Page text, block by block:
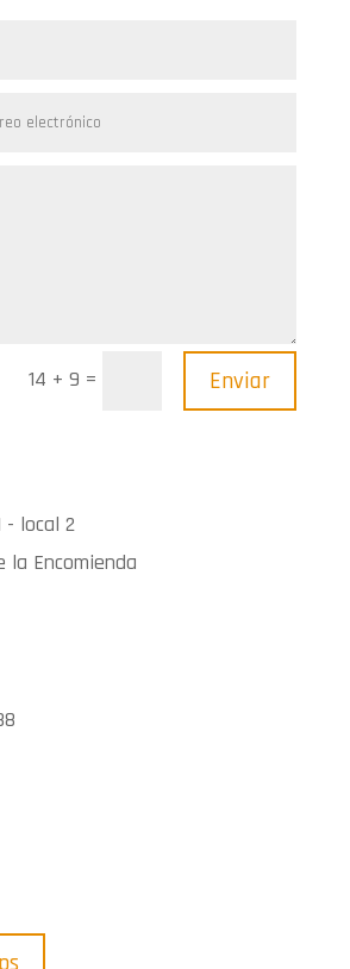
14 + 9 = Enviar
- local 2
la Encomienda